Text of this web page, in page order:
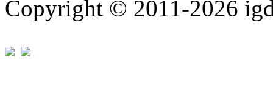
Copyright © 2011-2026